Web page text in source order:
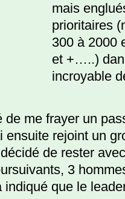
mais
prioritaires
300 à 2000
et +…..)
incroyable
de me frayer un
ensuite rejoint un
de rester
3
indiqué que le